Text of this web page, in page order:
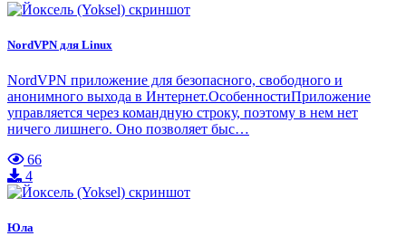
NordVPN для Linux
NordVPN приложение для безопасного, свободного и
анонимного выхода в Интернет.ОсобенностиПриложение
управляется через командную строку, поэтому в нем нет
ничего лишнего. Оно позволяет быс…
66
4
Юла